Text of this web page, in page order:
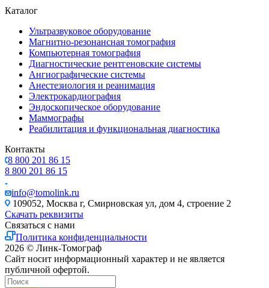
Каталог
Ультразвуковое оборудование
Магнитно-резонансная томография
Компьютерная томография
Диагностические рентгеновские системы
Ангиографические системы
Анестезиология и реанимация
Электрокардиография
Эндоскопическое оборудование
Маммографы
Реабилитация и функциональная диагностика
Контакты
8 800 201 86 15
8 800 201 86 15
info@tomolink.ru
109052, Москва г, Смирновская ул, дом 4, строение 2
Скачать реквизиты
Связаться с нами
Политика конфиденциальности
2026 © Линк-Томограф
Сайт носит информационный характер и не является
публичной офертой.